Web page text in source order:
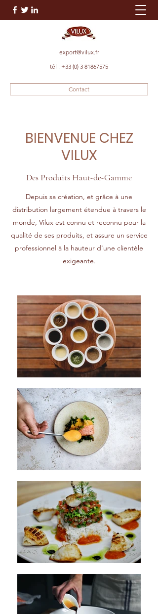
export@vilux.fr
tél : +33 (0) 3 81867575
Contact
BIENVENUE CHEZ
VILUX
Des Produits Haut-de-Gamme
Depuis sa création, et grâce à une
distribution largement étendue à travers le
monde, Vilux est connu et reconnu pour la
qualité de ses produits, et assure un service
professionnel à la hauteur d'une clientèle
exigeante.